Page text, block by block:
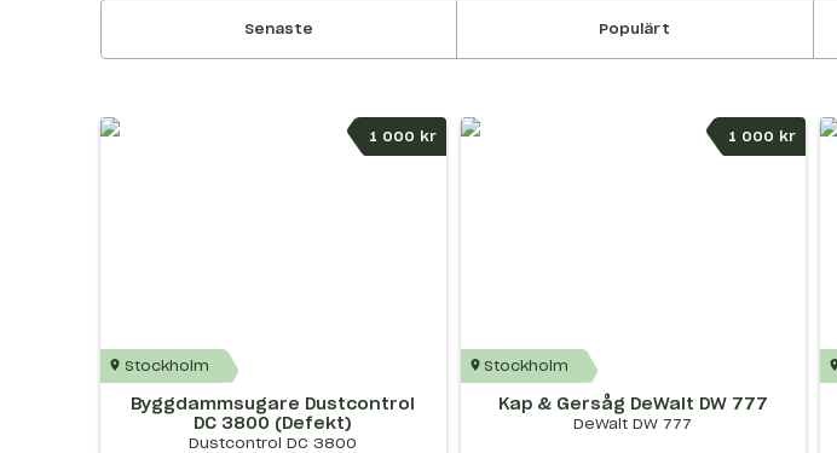
Senaste Populärt
Stockholm
1 000 kr
Byggdammsugare Dustcontrol
DC 3800 (Defekt)
Dustcontrol DC 3800
Stockholm
1 000 kr
Kap & Gersåg DeWalt DW 777
DeWalt DW 777